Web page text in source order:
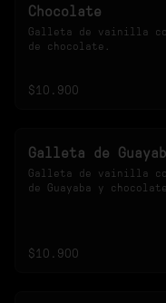
Chocolate
Galleta de vainilla
de chocolate.
$10.900
Galleta de
Galleta de vainilla
de Guayaba y
$10.900